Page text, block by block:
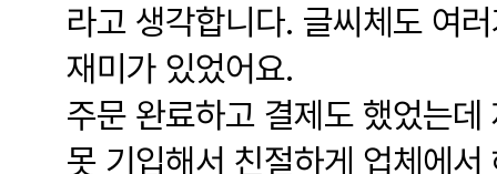
라고 생각합니다. 글씨체도 여
재미가 있었어요.
주문 완료하고 결제도 했었는
못 기입해서 친절하게 업체에서